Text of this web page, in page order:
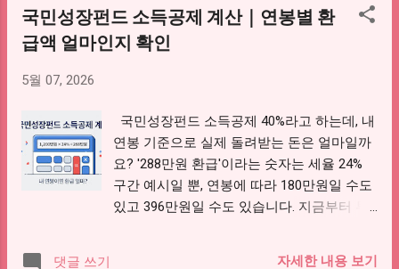
목차 연말정산 공제 실수, 왜 종합소득세로
정정해야 할까? 공제 누락 시 환급받는 방법
과 주요 누락 항목 부양가족 공제 오류 3가지
안 하면 생기는 일 홈택스·손택스 정정신고
절차 총정리 자주 묻는 질문 (FAQ) ...
국민성장펀드 소득공제 계산｜연봉별 환
급액 얼마인지 확인
5월 07, 2026
국민성장펀드 소득공제 40%라고 하는데, 내
연봉 기준으로 실제 돌려받는 돈은 얼마일까
요? '288만원 환급'이라는 숫자는 세율 24%
구간 예시일 뿐, 연봉에 따라 180만원일 수도
있고 396만원일 수도 있습니다. 지금부터 투
댓글 쓰기 자세한 내용 보기